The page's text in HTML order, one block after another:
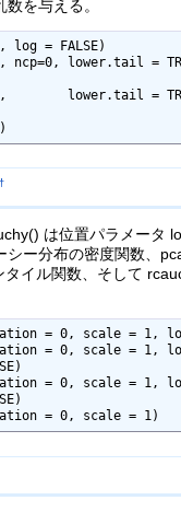
を与える。
= FALSE)
lower.tail =
lower.tail =
†
は位置パラメータ
シー分布の密度関数、
イル関数、そして
= 0, scale = 1,
= 0, scale = 1,
= 0, scale = 1,
= 0, scale = 1)